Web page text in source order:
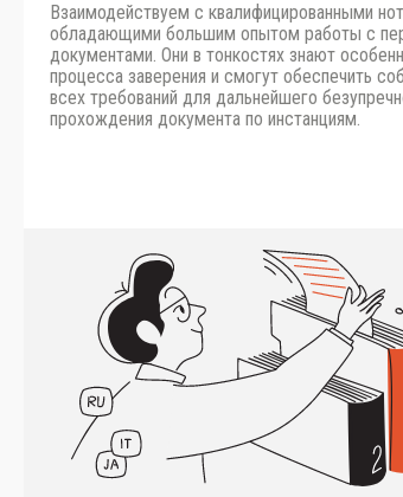
Взаимодействуем с квалифицированными
обладающими большим опытом работы с
документами. Они в тонкостях знают
процесса заверения и смогут обеспечить
всех требований для дальнейшего
прохождения документа по инстанциям.